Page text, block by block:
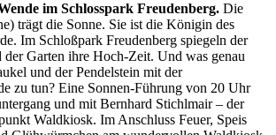
im Schlosspark Freudenberg. Die
trägt die Sonne. Sie ist die Königin des
Im Schloßpark Freudenberg spiegeln der
der Garten ihre Hoch-Zeit. Und was genau
und der Pendelstein mit der
zu tun? Eine Sonnen-Führung von 20 Uhr
und mit Bernhard Stichlmair – der
Waldkiosk. Im Anschluss Feuer, Speis